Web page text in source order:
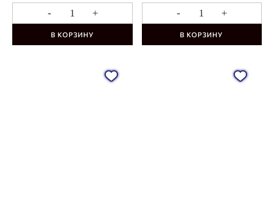
- +
В КОРЗИНУ
- +
В КОРЗИНУ